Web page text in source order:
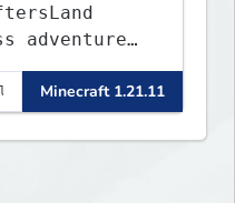
adventure
Minecraft 1.21.11